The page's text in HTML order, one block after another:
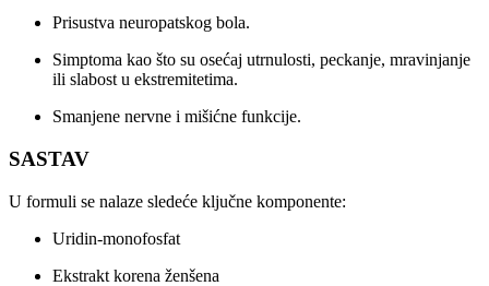
Prisustva neuropatskog bola.
Simptoma kao što su osećaj utrnulosti, peckanje, mravinjanje
ili slabost u ekstremitetima.
Smanjene nervne i mišićne funkcije.
SASTAV
U formuli se nalaze sledeće ključne komponente:
Uridin-monofosfat
Ekstrakt korena ženšena